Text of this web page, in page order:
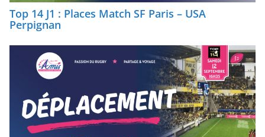
Top 14 J1 : Places Match SF Paris – USA
Perpignan